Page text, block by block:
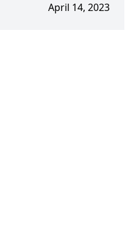
April 14, 2023